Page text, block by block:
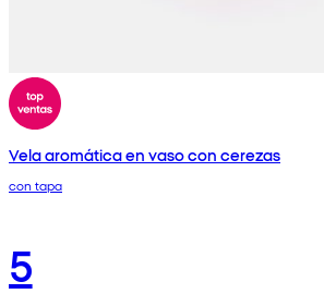
Vela aromática en vaso con cerezas
con tapa
5